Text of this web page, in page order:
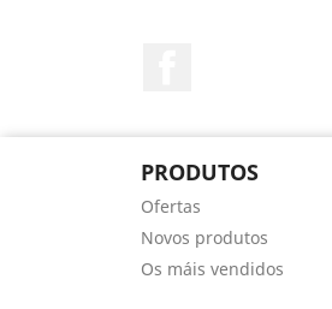
PRODUTOS
Ofertas
Novos produtos
Os máis vendidos